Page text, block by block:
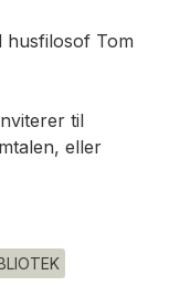
husfilosof Tom
til
eller